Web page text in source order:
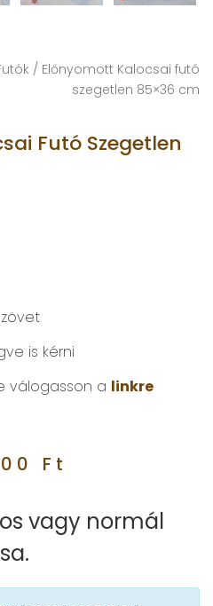
/ Előnyomott Kalocsai futó
szegetlen 85×36 cm
Futó Szegetlen
is kérni
válogasson a linkre
Ft
vagy normál